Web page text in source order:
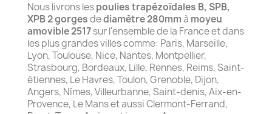
Nous livrons lespoulies trapézoïdales B, SPB,
XPB 2 gorgesdediamètre 280mmà moyeu
amovible 2517sur l'ensemble de la France et dans
les plus grandes villes comme: Paris, Marseille,
Lyon, Toulouse, Nice, Nantes, Montpellier,
Strasbourg, Bordeaux, Lille, Rennes, Reims, Saint-
étiennes, Le Havres, Toulon, Grenoble, Dijon,
Angers, Nîmes, Villeurbanne, Saint-denis, Aix-en-
Provence, Le Mans et aussi Clermont-Ferrand,